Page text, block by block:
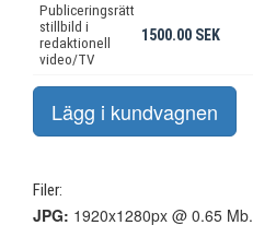
Publiceringsrätt
stillbild i
redaktionell
video/TV
1500.00 SEK
Filer:
JPG: 1920x1280px @ 0.65 Mb.